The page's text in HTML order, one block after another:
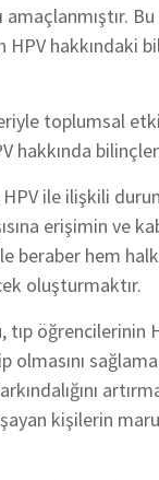
amaçlanmıştır.
hakkındaki
toplumsal
hakkında
ile ilişkili
erişimin ve
beraber hem
oluşturmaktır.
öğrencilerinin
olmasını
kişilerin maruz